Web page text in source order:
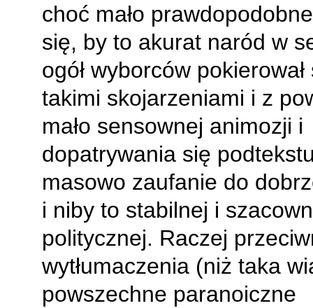
choć mało
się, by to akurat naród w
ogół wyborców
takimi skojarzeniami i z
mało sensownej animozji i
dopatrywania się
masowo zaufanie do
i niby to stabilnej i
politycznej. Raczej
wytłumaczenia (niż taka
powszechne paranoiczne